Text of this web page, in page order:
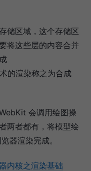
储区域，这个存储区
将这些层的内容合并
的渲染称之为合成
会调用绘图操
两者都有，将模型绘
器渲染完成。
内核之渲染基础